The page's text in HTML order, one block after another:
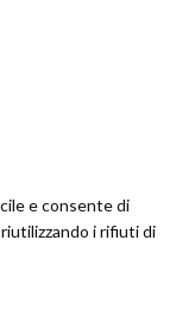
e consente di
i rifiuti di